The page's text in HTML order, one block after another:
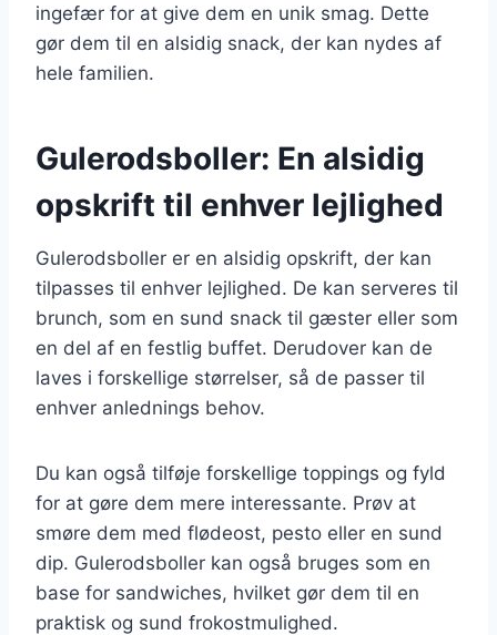
ingefær for at give dem en unik smag. Dette
gør dem til en alsidig snack, der kan nydes af
hele familien.
Gulerodsboller: En alsidig
opskrift til enhver lejlighed
Gulerodsboller er en alsidig opskrift, der kan
tilpasses til enhver lejlighed. De kan serveres til
brunch, som en sund snack til gæster eller som
en del af en festlig buffet. Derudover kan de
laves i forskellige størrelser, så de passer til
enhver anlednings behov.
Du kan også tilføje forskellige toppings og fyld
for at gøre dem mere interessante. Prøv at
smøre dem med flødeost, pesto eller en sund
dip. Gulerodsboller kan også bruges som en
base for sandwiches, hvilket gør dem til en
praktisk og sund frokostmulighed.